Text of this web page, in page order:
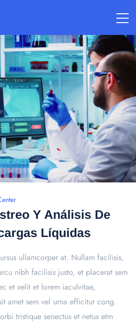
Y Análisis De
Líquidas
ullamcorper at. Nullam facilisis,
nibh facilisis justo, et placerat sem
et velit et lorem iaculvitae,
amet sem vel urna efficitur cong.
tristique senectus et netus etm